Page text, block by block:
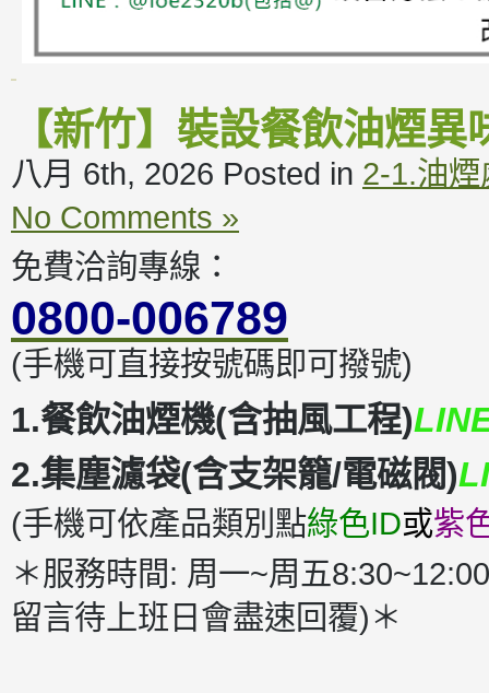
【新竹】裝設餐飲油煙
八月 6th, 2026 Posted in 2-1.油
No Comments »
免費洽詢專線：
0800-006789
(手機可直接按號碼即可撥號)
1.餐飲油煙機(含抽風工程)
2.集塵濾袋(含支架籠/電磁閥)
(手機可依產品類別點綠色ID或紫
＊服務時間: 周一~周五
留言待上班日會盡速回覆)＊